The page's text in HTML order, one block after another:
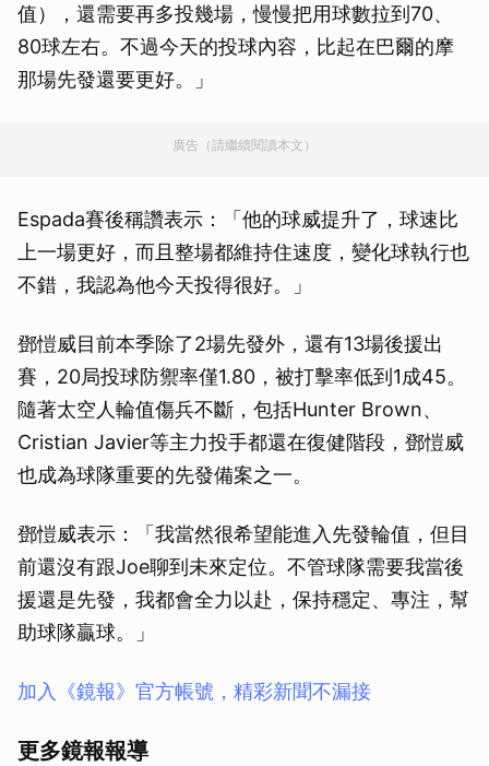
值），還需要再多投幾場，慢慢把用球數拉到70、
80球左右。不過今天的投球內容，比起在巴爾的摩
那場先發還要更好。」
廣告（請繼續閱讀本文）
Espada賽後稱讚表示：「他的球威提升了，球速比
上一場更好，而且整場都維持住速度，變化球執行也
不錯，我認為他今天投得很好。」
鄧愷威目前本季除了2場先發外，還有13場後援出
賽，20局投球防禦率僅1.80，被打擊率低到1成45。
隨著太空人輪值傷兵不斷，包括Hunter Brown、
Cristian Javier等主力投手都還在復健階段，鄧愷威
也成為球隊重要的先發備案之一。
鄧愷威表示：「我當然很希望能進入先發輪值，但目
前還沒有跟Joe聊到未來定位。不管球隊需要我當後
援還是先發，我都會全力以赴，保持穩定、專注，幫
助球隊贏球。」
加入《鏡報》官方帳號，精彩新聞不漏接
更多鏡報報導